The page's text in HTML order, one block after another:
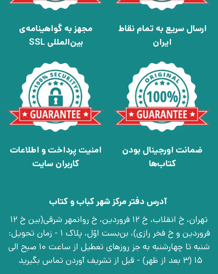
ارسال سریع به تمام نقاط
ایران
مجهز به گواهینامه‌ی
بین‌المللی SSL
ضمانت اورجینال بودن
کتاب‌ها
امنیت پرداخت و اطلاعات
کاربران سایت
آدرس دفتر مرکز شهر کباب و کتاب
تهران، خ انقلاب، خ 12 فروردین، خ روانمهر شرقی(بین خ 12
فروردین و خ فخر رازی)، بن‌بست اوّل، پلاک 1 - زمان تحویل:
شنبه تا چهارشنبه به جز روزهای تعطیل از ساعت 10 صبح الی
15 (3 بعد از ظهر) - قبل از تشریف آوردن تماس بگیرید